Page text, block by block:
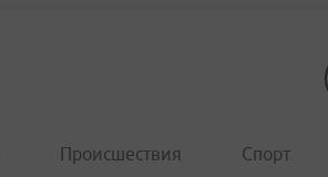
Происшествия Спорт